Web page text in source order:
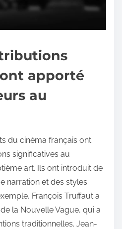
apporté
au
du cinéma français ont
significatives au
art. Ils ont introduit de
narration et des styles
François Truffaut a
la Nouvelle Vague, qui a
traditionnelles. Jean-